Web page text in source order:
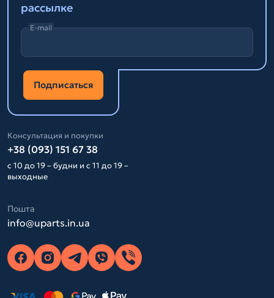
рассылке
E-mail
Подписаться
Консультация и покупки
+38 (093) 151 67 38
с 10 до 19 – будни и с 11 до 19 –
выходные
Пошта
info@uparts.in.ua